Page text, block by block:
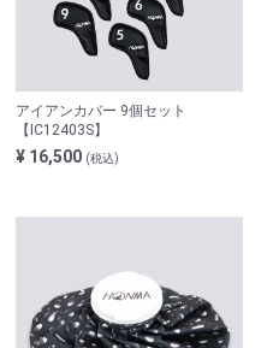
アイアンカバー 9個セット
【IC12403S】
¥ 16,500 (税込)